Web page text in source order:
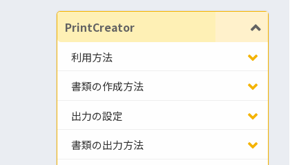
PrintCreator
利用方法
書類の作成方法
出力の設定
書類の出力方法